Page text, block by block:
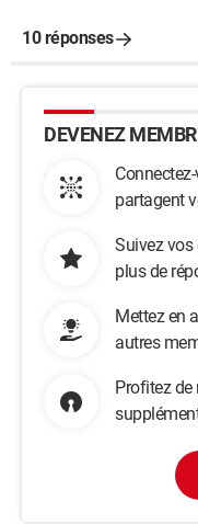
10 réponses
DEVENEZ
partagent
Suivez
plus de
Mettez en
autres
Profitez